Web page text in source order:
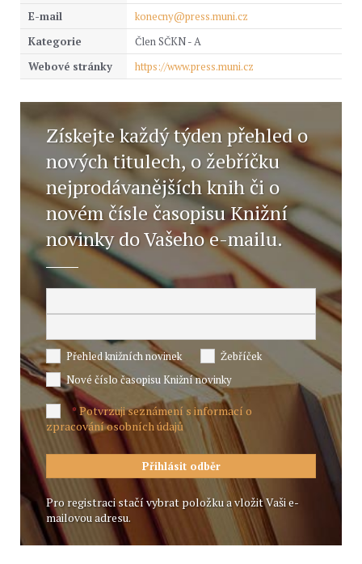
E-mail
konecny@press.muni.cz
Kategorie
Člen SČKN - A
Webové stránky
https://www.press.muni.cz
Získejte každý týden přehled o
nových titulech, o žebříčku
nejprodávanějších knih či o
novém čísle časopisu Knižní
novinky do Vašeho e-mailu.
Přehled knižních novinek
Žebříček
Nové číslo časopisu Knižní novinky
*Potvrzuji seznámení s informací o
zpracování osobních údajů
Pro registraci stačí vybrat položku a vložit Vaši e-
mailovou adresu.